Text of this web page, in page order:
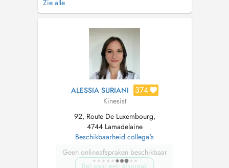
au cabinet ou de vous rendre visite à domicile
complémentaire : - thérapie manuelle -
drainage lymphatique J'utilise également...
Zie alle
ALESSIA SURIANI 374
Kinesist
92, Route De Luxembourg,
4744 Lamadelaine
Beschikbaarheid collega's
Geen onlineafspraken beschikbaar
Bel voor een afspraak